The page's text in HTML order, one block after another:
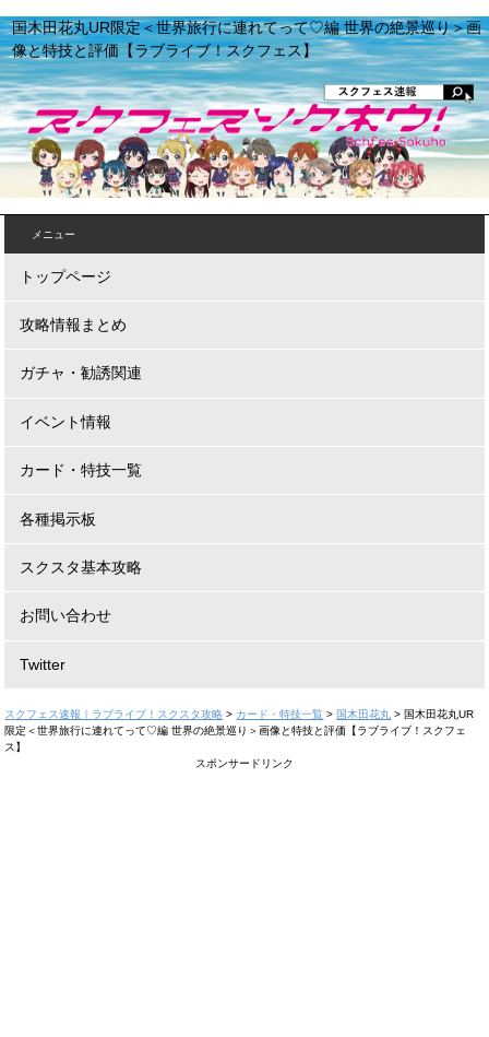
国木田花丸UR限定＜世界旅行に連れてって♡編 世界の絶景巡り＞画
像と特技と評価【ラブライブ！スクフェス】
メニュー
トップページ
攻略情報まとめ
ガチャ・勧誘関連
イベント情報
カード・特技一覧
各種掲示板
スクスタ基本攻略
お問い合わせ
Twitter
スクフェス速報｜ラブライブ！スクスタ攻略 > カード・特技一覧 > 国木田花丸 > 国木田花丸UR
限定＜世界旅行に連れてって♡編 世界の絶景巡り＞画像と特技と評価【ラブライブ！スクフェ
ス】
スポンサードリンク